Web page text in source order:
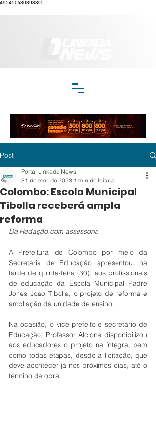
495450580893305
Post
Colombo: Escola Municipal
Tibolla receberá ampla
reforma
Portal Linkada News
31 de mar. de 2023 1 min de leitura
Da Redação com assessoria
A Prefeitura de Colombo por meio da
Secretaria de Educação apresentou, na
tarde de quinta-feira (30), aos profissionais
de educação da Escola Municipal Padre
Jones João Tibolla, o projeto de reforma e
ampliação da unidade de ensino.
Na ocasião, o vice-prefeito e secretário de
Educação, Professor Alcione disponibilizou
aos educadores o projeto na íntegra, bem
como todas etapas, desde a licitação, que
deve acontecer já nos próximos dias, até o
término da obra.